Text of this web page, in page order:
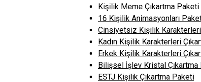
Kişilik Meme Çıkartma Paketi
16 Kişilik Animasyonları
Cinsiyetsiz Kişilik Karakterleri
Kadın Kişilik Karakterleri
Erkek Kişilik Karakterleri
Bilişsel İşlev Kristal Çıkartma
ESTJ Kişilik Çıkartma Paketi